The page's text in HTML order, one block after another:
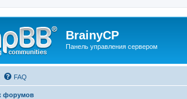
BrainyCP
Панель управления сервером
FAQ
форумов